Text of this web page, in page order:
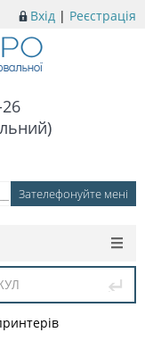
Вхід | Реєстрація